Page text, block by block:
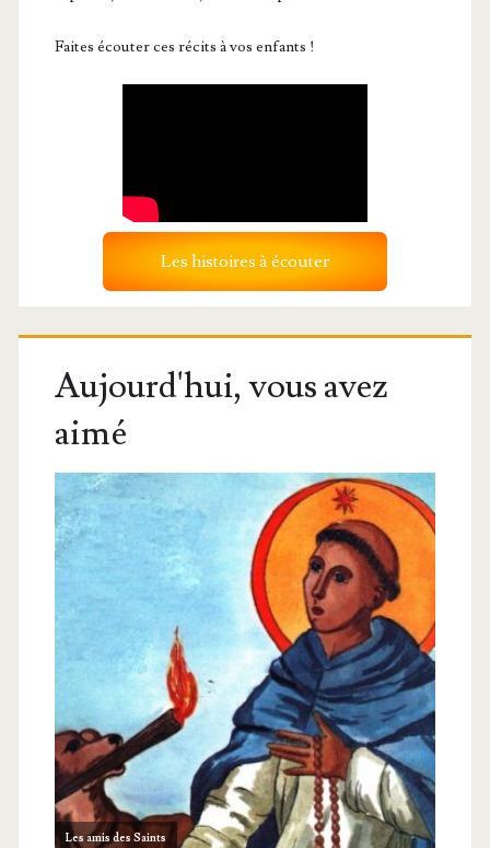
Faites écouter ces récits à vos enfants !
Les histoires à écouter
Aujourd'hui, vous avez
aimé